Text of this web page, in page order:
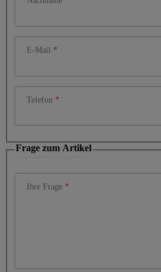
E-Mail
Telefon
Frage zum Artikel
Ihre Frage